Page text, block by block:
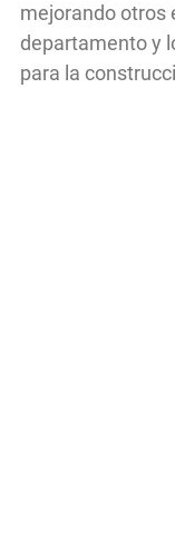
mejorando otros
departamento y
para la